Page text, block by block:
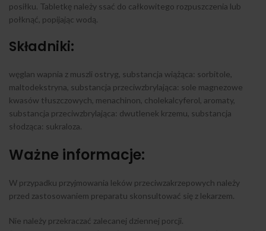
posiłku. Tabletkę należy ssać do całkowitego rozpuszczenia lub
połknąć, popijając wodą.
Składniki:
węglan wapnia z muszli ostryg, substancja wiążąca: sorbitole,
maltodekstryna, substancja przeciwzbrylająca: sole magnezowe
kwasów tłuszczowych, menachinon, cholekalcyferol, aromaty,
substancja przeciwzbrylająca: dwutlenek krzemu, substancja
słodząca: sukraloza.
Ważne informacje:
W przypadku przyjmowania leków przeciwzakrzepowych należy
przed zastosowaniem preparatu skonsultować się z lekarzem.
Nie należy przekraczać zalecanej dziennej porcji.